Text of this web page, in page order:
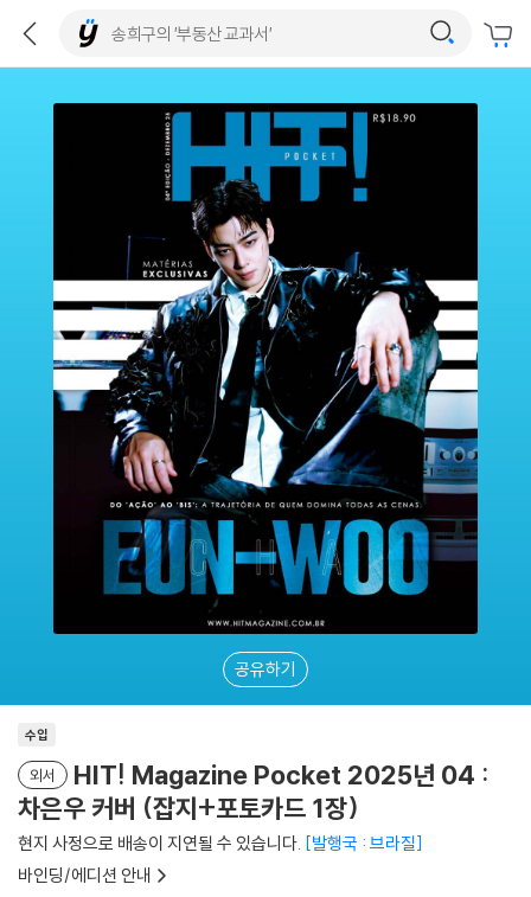
공유하기
수입
외서
HIT! Magazine Pocket 2025년 04 :
차은우 커버 (잡지+포토카드 1장)
현지 사정으로 배송이 지연될 수 있습니다. 발행국 : 브라질
바인딩/에디션 안내